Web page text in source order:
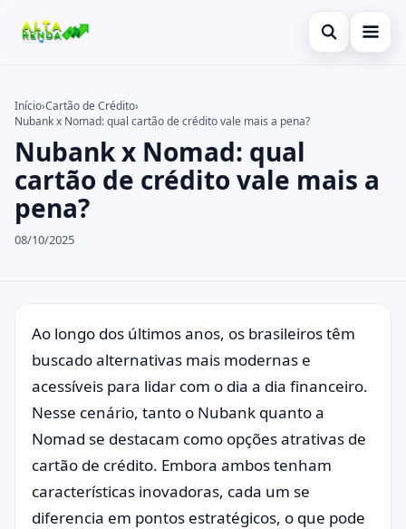
Abrir busca
Cartão de Crédito
Novidades
Empréstimo
Legal
Buscar no site
Buscar por:
Pressione Enter para buscar ou ESC para fechar.
Início›Cartão de Crédito›
Nubank x Nomad: qual cartão de crédito vale mais a pena?
Nubank x Nomad: qual
cartão de crédito vale mais a
pena?
08/10/2025
Ao longo dos últimos anos, os brasileiros têm
buscado alternativas mais modernas e
acessíveis para lidar com o dia a dia financeiro.
Nesse cenário, tanto o Nubank quanto a
Nomad se destacam como opções atrativas de
cartão de crédito. Embora ambos tenham
características inovadoras, cada um se
diferencia em pontos estratégicos, o que pode